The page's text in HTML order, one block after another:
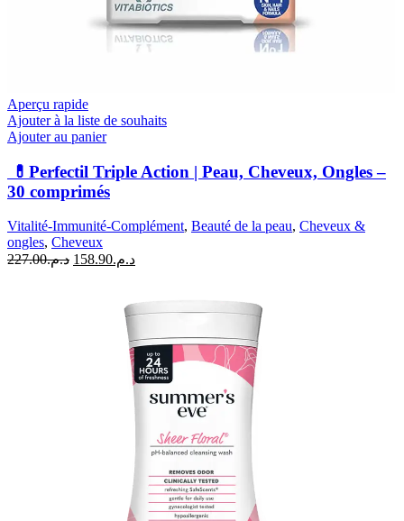
Aperçu rapide
Ajouter à la liste de souhaits
Ajouter au panier
💊Perfectil Triple Action | Peau, Cheveux, Ongles –
30 comprimés
Vitalité-Immunité-Complément, Beauté de la peau, Cheveux &
ongles, Cheveux
د.م.227.00
Le
د.م.158.90
Le
est :